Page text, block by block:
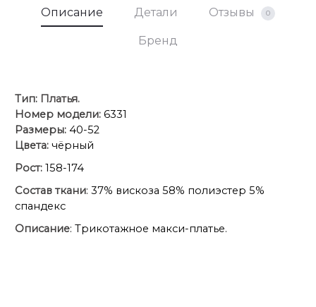
Описание Детали Отзывы 0
Бренд
Тип: Платья.
Номер модели: 6331
Размеры: 40-52
Цвета: чёрный
Рост: 158-174
Состав ткани: 37% вискоза 58% полиэстер 5%
спандекс
Описание: Трикотажное макси-платье.